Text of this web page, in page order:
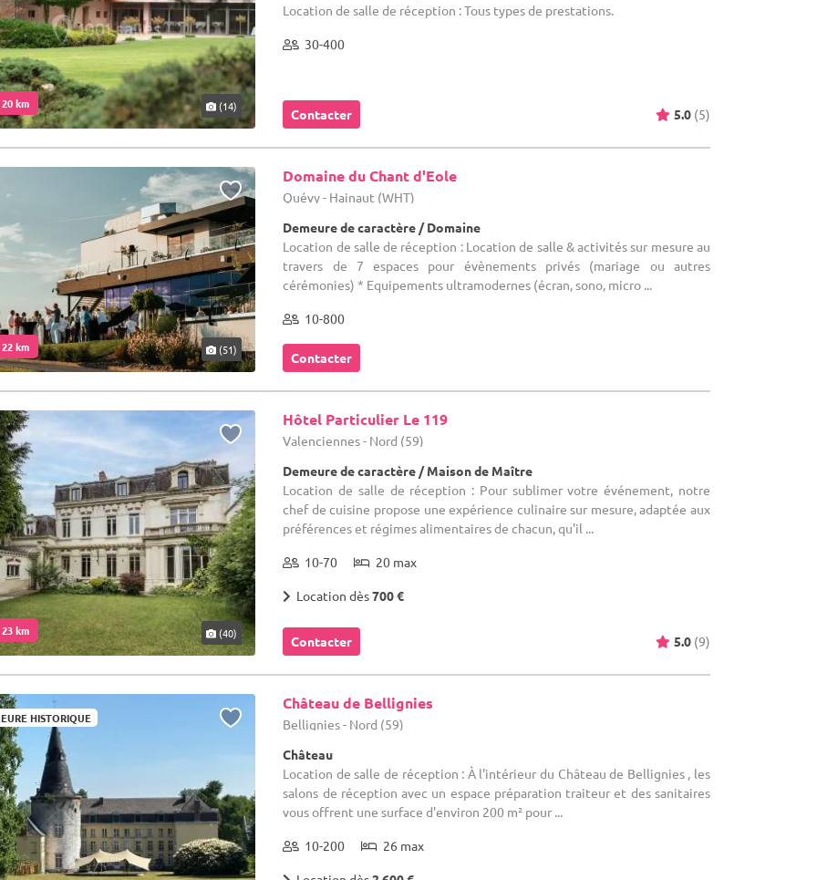
km (14)
Location de salle de réception : Tous types de prestations.
30-400
Contacter 5.0 (5)
km (51)
Domaine du Chant d'Eole
Quévy - Hainaut (WHT)
Demeure de caractère / Domaine
Location de salle de réception : Location de salle & activités sur mesure au
travers de 7 espaces pour évènements privés (mariage ou autres
cérémonies) * Equipements ultramodernes (écran, sono, micro ...
10-800
Contacter
km (40)
Hôtel Particulier Le 119
Valenciennes - Nord (59)
Demeure de caractère / Maison de Maître
Location de salle de réception : Pour sublimer votre événement, notre
chef de cuisine propose une expérience culinaire sur mesure, adaptée aux
préférences et régimes alimentaires de chacun, qu'il ...
10-70 20 max
Location dès700 €
Contacter 5.0 (9)
HISTORIQUE
Château de Bellignies
Bellignies - Nord (59)
Château
Location de salle de réception : À l'intérieur du Château de Bellignies , les
salons de réception avec un espace préparation traiteur et des sanitaires
vous offrent une surface d'environ 200 m² pour ...
10-200 26 max